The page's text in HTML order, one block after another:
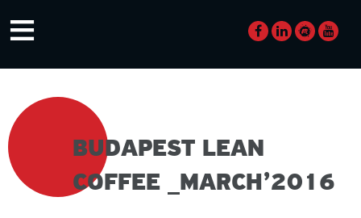
≡
BUDAPEST LEAN
COFFEE _MARCH’2016